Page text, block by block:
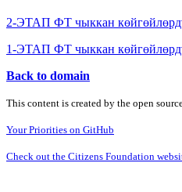
2-ЭТАП ФТ чыккан
1-ЭТАП ФТ чыккан
Back to domain
This content is created by the open
Your Priorities on GitHub
Check out the Citizens Foundation